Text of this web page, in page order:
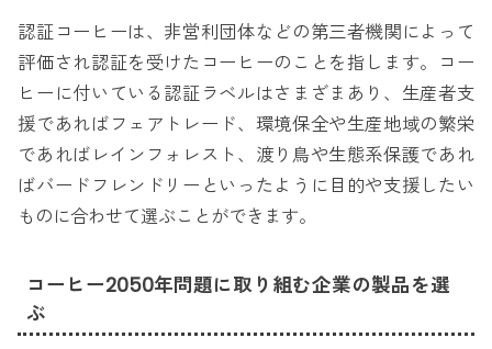
認証コーヒーは、非営利団体などの第三者機関によって
評価され認証を受けたコーヒーのことを指します。コー
ヒーに付いている認証ラベルはさまざまあり、生産者支
援であればフェアトレード、環境保全や生産地域の繁栄
であればレインフォレスト、渡り鳥や生態系保護であれ
ばバードフレンドリーといったように目的や支援したい
ものに合わせて選ぶことができます。
コーヒー2050年問題に取り組む企業の製品を選
ぶ